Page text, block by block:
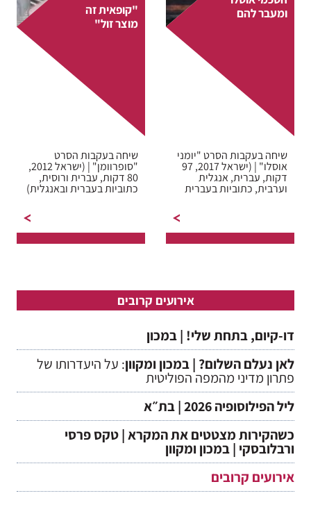
ומעבר להם
שיחה בעקבות הסרט "יומני
אוסלו" | (ישראל 2017, 97
דקות, עברית, אנגלית
וערבית, כתוביות בעברית
"קופאית זה
מוצר זול"
שיחה בעקבות הסרט
"סופרוומן" | (ישראל 2012,
80 דקות, עברית ורוסית,
כתוביות בעברית ובאנגלית)
אירועים קרובים
דו-קיום, בתחת שלי! | במכון
לאן נעלם השלום? | במכון ומקוון: על היעדרותו של
פתרון מדיני מהמפה הפוליטית
ליל הפילוסופיה 2026 | בת״א
כשהקירות מצטטים את המקרא | טקס פרסי
ורבלובסקי | במכון ומקוון
אירועים קרובים